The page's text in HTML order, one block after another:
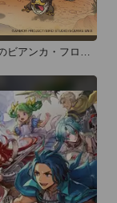
ビアンカ・フロー